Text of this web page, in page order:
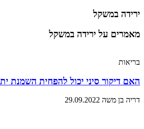
ירידה במשקל
מאמרים על ירידה במשקל
בריאות
האם דיקור סיני יכול להפחית השמנת
דריה בן משה 29.09.2022